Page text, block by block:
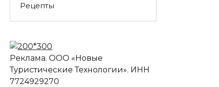
Рецепты
Реклама. ООО «Новые
Туристические Технологии». ИНН
7724929270